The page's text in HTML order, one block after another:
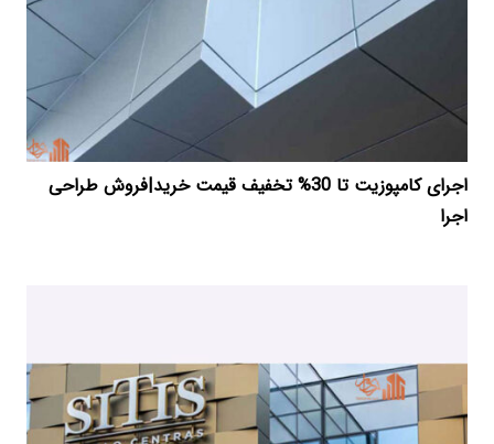
اجرای کامپوزیت تا 30% تخفیف قیمت خرید|فروش طراحی
اجرا